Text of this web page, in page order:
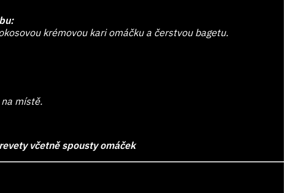
krémovou kari omáčku a čerstvou bagetu.
místě.
včetně spousty omáček